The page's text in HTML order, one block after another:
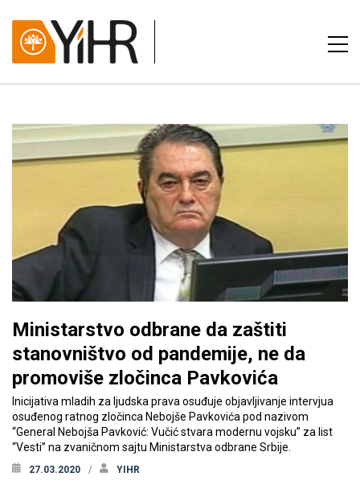
Ministarstvo odbrane da zaštiti
stanovništvo od pandemije, ne da
promoviše zločinca Pavkovića
Inicijativa mladih za ljudska prava osuđuje objavljivanje intervjua
osuđenog ratnog zločinca Nebojše Pavkovića pod nazivom
“General Nebojša Pavković: Vučić stvara modernu vojsku” za list
“Vesti” na zvaničnom sajtu Ministarstva odbrane Srbije.
27.03.2020 YIHR